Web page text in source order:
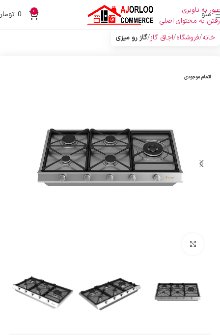
عبور به ناوبری
رفتن به محتوای اصلی
منو 0
0
خانه فروشگاه اجاق گاز گاز رو میزی
اتمام موجودی